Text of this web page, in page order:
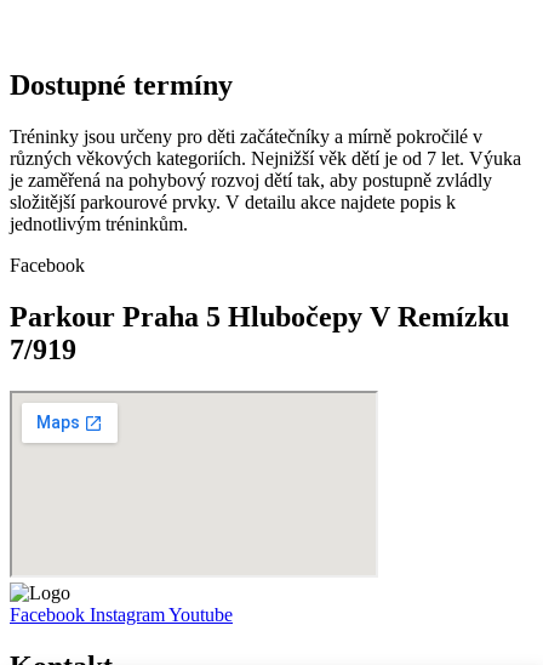
Dostupné termíny
Tréninky jsou určeny pro děti začátečníky a mírně pokročilé v
různých věkových kategoriích. Nejnižší věk dětí je od 7 let. Výuka
je zaměřená na pohybový rozvoj dětí tak, aby postupně zvládly
složitější parkourové prvky. V detailu akce najdete popis k
jednotlivým tréninkům.
Facebook
Parkour Praha 5 Hlubočepy V Remízku
7/919
Facebook InstagramYoutube